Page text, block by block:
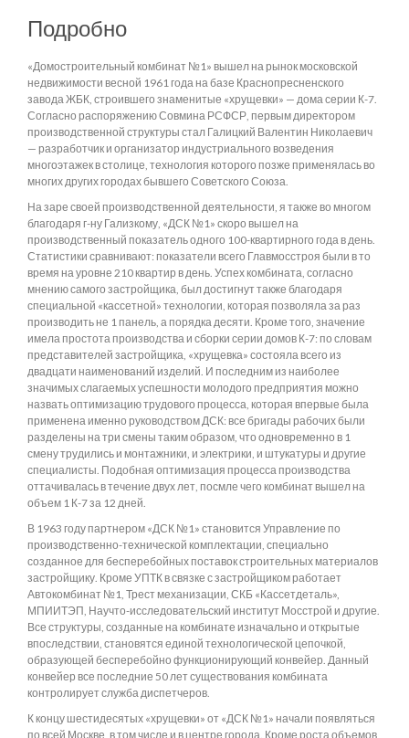
Подробно
«Домостроительный комбинат №1» вышел на рынок московской
недвижимости весной 1961 года на базе Краснопресненского
завода ЖБК, строившего знаменитые «хрущевки» — дома серии К-7.
Согласно распоряжению Совмина РСФСР, первым директором
производственной структуры стал Галицкий Валентин Николаевич
— разработчик и организатор индустриального возведения
многоэтажек в столице, технология которого позже применялась во
многих других городах бывшего Советского Союза.
На заре своей производственной деятельности, я также во многом
благодаря г-ну Гализкому, «ДСК №1» скоро вышел на
производственный показатель одного 100-квартирного года в день.
Статистики сравнивают: показатели всего Главмосстроя были в то
время на уровне 210 квартир в день. Успех комбината, согласно
мнению самого застройщика, был достигнут также благодаря
специальной «кассетной» технологии, которая позволяла за раз
производить не 1 панель, а порядка десяти. Кроме того, значение
имела простота производства и сборки серии домов К-7: по словам
представителей застройщика, «хрущевка» состояла всего из
двадцати наименований изделий. И последним из наиболее
значимых слагаемых успешности молодого предприятия можно
назвать оптимизацию трудового процесса, которая впервые была
применена именно руководством ДСК: все бригады рабочих были
разделены на три смены таким образом, что одновременно в 1
смену трудились и монтажники, и электрики, и штукатуры и другие
специалисты. Подобная оптимизация процесса производства
оттачивалась в течение двух лет, посмле чего комбинат вышел на
объем 1 К-7 за 12 дней.
В 1963 году партнером «ДСК №1» становится Управление по
производственно-технической комплектации, специально
созданное для бесперебойных поставок строительных материалов
застройщику. Кроме УПТК в связке с застройщиком работает
Автокомбинат №1, Трест механизации, СКБ «Кассетдеталь»,
МПИИТЭП, Научто-исследовательский институт Мосстрой и другие.
Все структуры, созданные на комбинате изначально и открытые
впоследствии, становятся единой технологической цепочкой,
образующей бесперебойно функционирующий конвейер. Данный
конвейер все последние 50 лет существования комбината
контролирует служба диспетчеров.
К концу шестидесятых «хрущевки» от «ДСК №1» начали появляться
по всей Москве, в том числе и в центре города. Кроме роста объемов